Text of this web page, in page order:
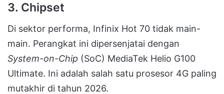
3. Chipset
Di sektor performa, Infinix Hot 70 tidak main-
main. Perangkat ini dipersenjatai dengan
System-on-Chip (SoC) MediaTek Helio G100
Ultimate. Ini adalah salah satu prosesor 4G paling
mutakhir di tahun 2026.